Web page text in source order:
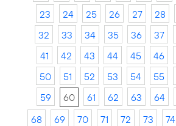
23
24 25 26 27 28
32
33 34 35 36 37
41
42 43 44 45 46
50
51 52 53 54 55
59
60 61 62 63 64
68
69 70 71 72 73 74